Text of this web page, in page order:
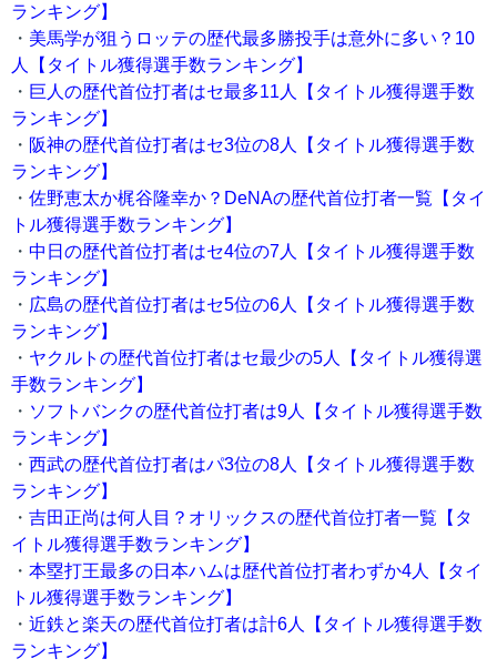
ランキング】
・ 美馬学が狙うロッテの歴代最多勝投手は意外に多い？10
人【タイトル獲得選手数ランキング】
・ 巨人の歴代首位打者はセ最多11人【タイトル獲得選手数
ランキング】
・ 阪神の歴代首位打者はセ3位の8人【タイトル獲得選手数
ランキング】
・ 佐野恵太か梶谷隆幸か？DeNAの歴代首位打者一覧【タイ
トル獲得選手数ランキング】
・ 中日の歴代首位打者はセ4位の7人【タイトル獲得選手数
ランキング】
・ 広島の歴代首位打者はセ5位の6人【タイトル獲得選手数
ランキング】
・ ヤクルトの歴代首位打者はセ最少の5人【タイトル獲得選
手数ランキング】
・ ソフトバンクの歴代首位打者は9人【タイトル獲得選手数
ランキング】
・ 西武の歴代首位打者はパ3位の8人【タイトル獲得選手数
ランキング】
・ 吉田正尚は何人目？オリックスの歴代首位打者一覧【タ
イトル獲得選手数ランキング】
・ 本塁打王最多の日本ハムは歴代首位打者わずか4人【タイ
トル獲得選手数ランキング】
・ 近鉄と楽天の歴代首位打者は計6人【タイトル獲得選手数
ランキング】